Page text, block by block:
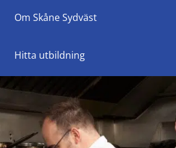
Om Skåne Sydväst
Hitta utbildning